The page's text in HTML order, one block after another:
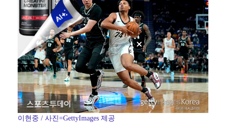
박문성 "축구협회 성접대 의혹? 사실이면 국제 망신…사…
'주장 완장' 김민재, 한국 떠나기 전 뮌헨 동료들에게…
"우산으로 때려"vs"그런 적 없다"…23기 부부 엇갈…
이현중 / 사진=GettyImages 제공